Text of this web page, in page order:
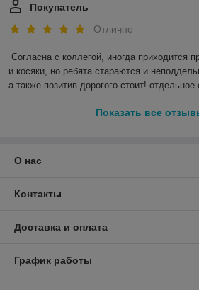
Покупатель
Отлично
Согласна с коллегой, иногда приходится
и косяки, но ребята стараются и
а также позитив дорогого стоит!
Показать все
О нас
Контакты
Доставка и оплата
График работы